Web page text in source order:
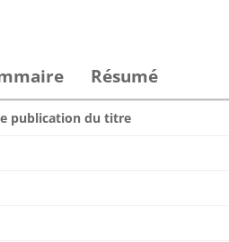
Résumé
publication du titre